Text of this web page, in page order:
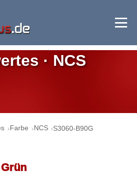
· NCS
Farbe NCS S3060-B90G